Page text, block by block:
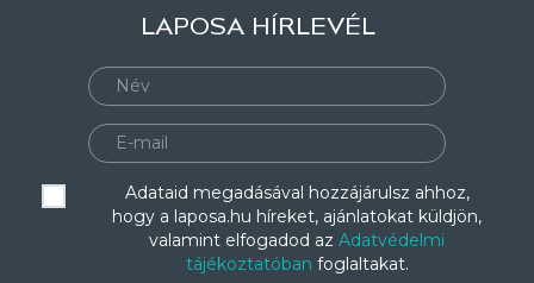
LAPOSA HÍRLEVÉL
Adataid megadásával hozzájárulsz ahhoz,
hogy a laposa.hu híreket, ajánlatokat küldjön,
valamint elfogadod az Adatvédelmi
tájékoztatóban foglaltakat.